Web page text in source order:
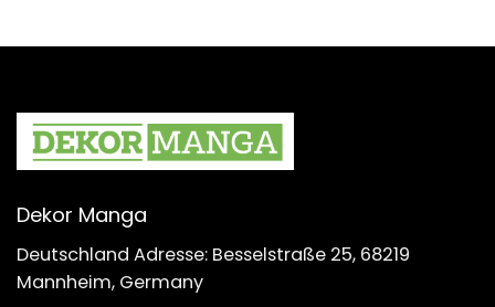
Dekor Manga
Deutschland Adresse: Besselstraße 25, 68219
Mannheim, Germany